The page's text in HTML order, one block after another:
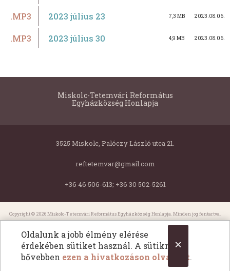
×
Oldalunk a jobb élmény elérése
érdekében sütiket használ. A sütikről
bővebben ezen a hivatkozáson olvashat.
.MP3 2023 július 23 7,3 MB 2023.08.06.
.MP3 2023 július 30 4,9 MB 2023.08.06.
Miskolc-Tetemvári Református
Egyházközség Honlapja
3525 Miskolc, Palóczy László utca 21.
reftetemvar@gmail.com
+36 46 506-613; +36 30 502-5261
Copyright © 2026 Miskolc-Tetemvári Református Egyházközség Honlapja. Minden jog fentartva.